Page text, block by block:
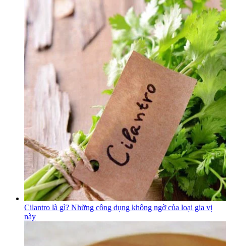
Cilantro là gì? Những công dụng không ngờ của loại gia vị
này